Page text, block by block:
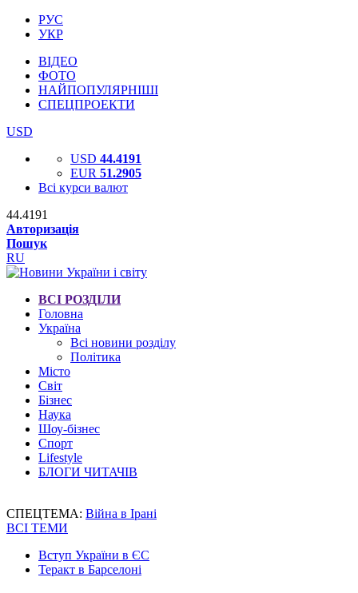
РУС
УКР
ВІДЕО
ФОТО
НАЙПОПУЛЯРНІШІ
СПЕЦПРОЕКТИ
USD
USD 44.4191
EUR 51.2905
Всі курси валют
44.4191
Авторизація
Пошук
RU
ВСІ РОЗДІЛИ
Головна
Україна
Всі новини розділу
Політика
Місто
Світ
Бізнес
Наука
Шоу-бізнес
Спорт
Lifestyle
БЛОГИ ЧИТАЧІВ
СПЕЦТЕМА: Війна в Ірані
ВСІ ТЕМИ
Вступ України в ЄС
Теракт в Барселоні